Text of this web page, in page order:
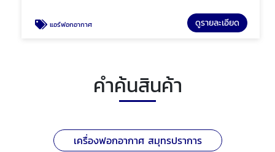
แอร์ฟอกอากาศ ดูรายละเอียด
คำค้นสินค้า
เครื่องฟอกอากาศ สมุทรปราการ